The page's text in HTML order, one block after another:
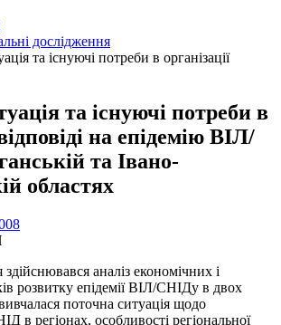
дослідження
та існуючі потреби в організації
та існуючі потреби в
на епідемію ВІЛ/
та Івано-
областях
аналіз економічних і
розвитку епідемії ВІЛ/СНІДу в двох
поточна ситуація щодо
в регіонах, особливості регіональної